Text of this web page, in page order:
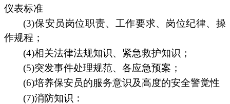
仪表标准
(3)保安员岗位职责、工作要求、岗位纪律、操
作规程；
(4)相关法律法规知识、紧急救护知识；
(5)突发事件处理规范、各应急预案；
(6)培养保安员的服务意识及高度的安全警觉性
(7)消防知识：